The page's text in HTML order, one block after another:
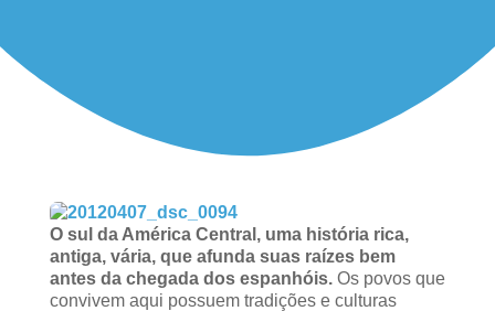
O sul da América Central, uma história rica,
antiga, vária, que afunda suas raízes bem
antes da chegada dos espanhóis.Os povos que
convivem aqui possuem tradições e culturas